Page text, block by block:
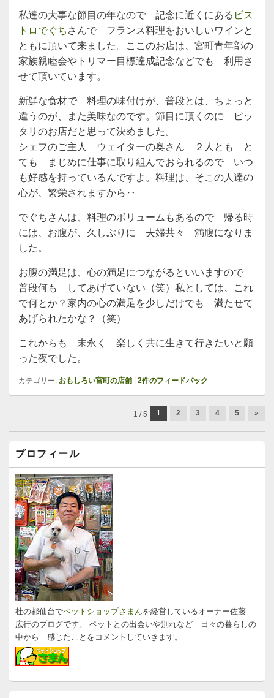
私達の大事な節目の年なので 記念に近くにある ビス
トロでぐち さんで フランス料理をおいしいワインと
ともに頂いて来ました。ここのお店は、宮町青年部の
家族親睦会やトリマー目標達成記念などでも 利用さ
せて頂いています。
新鮮な食材で 料理の味付けが、普段とは、ちょっと
違うのが、また美味なのです。節目に頂くのに ピッ
タリのお店だと思って決めました。
シェフのご主人 ウェイターの奥さん ２人とも と
ても まじめに仕事に取り組んでおられるので いつ
も好感を持っているんですよ。料理は、そこの人達の
心が、繁栄されますから‥
でぐちさんは、料理のボリュームもあるので 帰る時
には、お腹が、久しぶりに 夫婦共々 満腹になりま
した。
お腹の満足は、心の満足につながるといいますので
普段何も してあげていない（笑）私としては、これ
で何とか？家内の心の満足を少しだけでも 満たせて
あげられたかな？（笑）
これからも 末永く 楽しく共に生きて行きたいと願
った夜でした。
カテゴリー: おもしろい宮町の店舗 2件のフィードバック
ビ
ゲ
ー
シ
ョ
ン
1 / 5 1 2 3 4 5 »
ン
サ
イ
ド
バ
ー
ウ
ィ
ジ
ェ
ッ
ト
エ
リ
ア
プロフィール
杜の都仙台でペットショップさまんを経営しているオーナー佐藤
広行のブログです。 ペットとの出会いや別れなど 日々の暮らしの
中から 感じたことをコメントしていきます。